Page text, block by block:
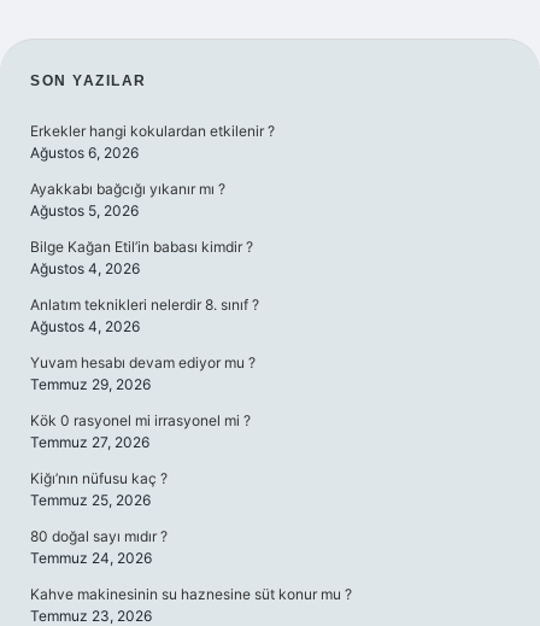
SIDEBAR
SON YAZILAR
Erkekler hangi kokulardan etkilenir ?
Ağustos 6, 2026
Ayakkabı bağcığı yıkanır mı ?
Ağustos 5, 2026
Bilge Kağan Etil’in babası kimdir ?
Ağustos 4, 2026
Anlatım teknikleri nelerdir 8. sınıf ?
Ağustos 4, 2026
Yuvam hesabı devam ediyor mu ?
Temmuz 29, 2026
Kök 0 rasyonel mi irrasyonel mi ?
Temmuz 27, 2026
Kiğı’nın nüfusu kaç ?
Temmuz 25, 2026
80 doğal sayı mıdır ?
Temmuz 24, 2026
Kahve makinesinin su haznesine süt konur mu ?
Temmuz 23, 2026